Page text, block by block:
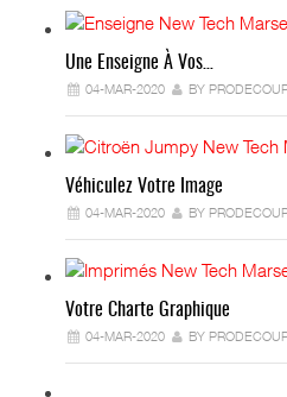
Une Enseigne À Vos…
04-MAR-2020 BY
Véhiculez Votre Image
04-MAR-2020 BY
Votre Charte Graphique
04-MAR-2020 BY